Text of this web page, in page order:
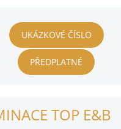
UKÁZKOVÉ ČÍSLO
PŘEDPLATNÉ
TOP E&B